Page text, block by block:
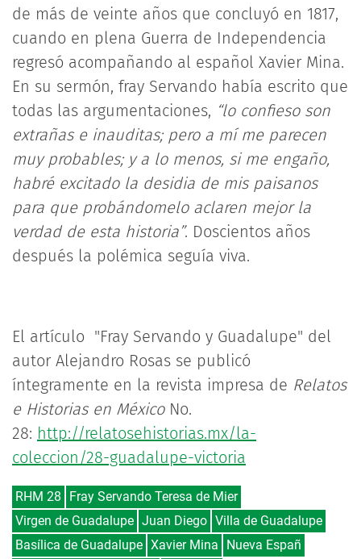
de más de veinte años que concluyó en 1817,
cuando en plena Guerra de Independencia
regresó acompañando al español Xavier Mina.
En su sermón, fray Servando había escrito que
todas las argumentaciones, “lo confieso son
extrañas e inauditas; pero a mí me parecen
muy probables; y a lo menos, si me engaño,
habré excitado la desidia de mis paisanos
para que probándomelo aclaren mejor la
verdad de esta historia”. Doscientos años
después la polémica seguía viva.
El artículo "Fray Servando y Guadalupe" del
autor Alejandro Rosas se publicó
íntegramente en la revista impresa de Relatos
e Historias en MéxicoNo.
28: http://relatosehistorias.mx/la-
coleccion/28-guadalupe-victoria
RHM 28
Fray Servando Teresa de Mier
Virgen de Guadalupe Juan Diego Villa de Guadalupe
Basílica de Guadalupe Xavier Mina
Nueva Españ